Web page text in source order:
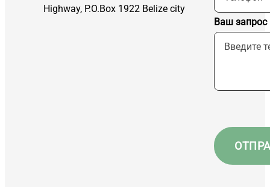
Highway, P.O.Box 1922 Belize city
Ваш запрос